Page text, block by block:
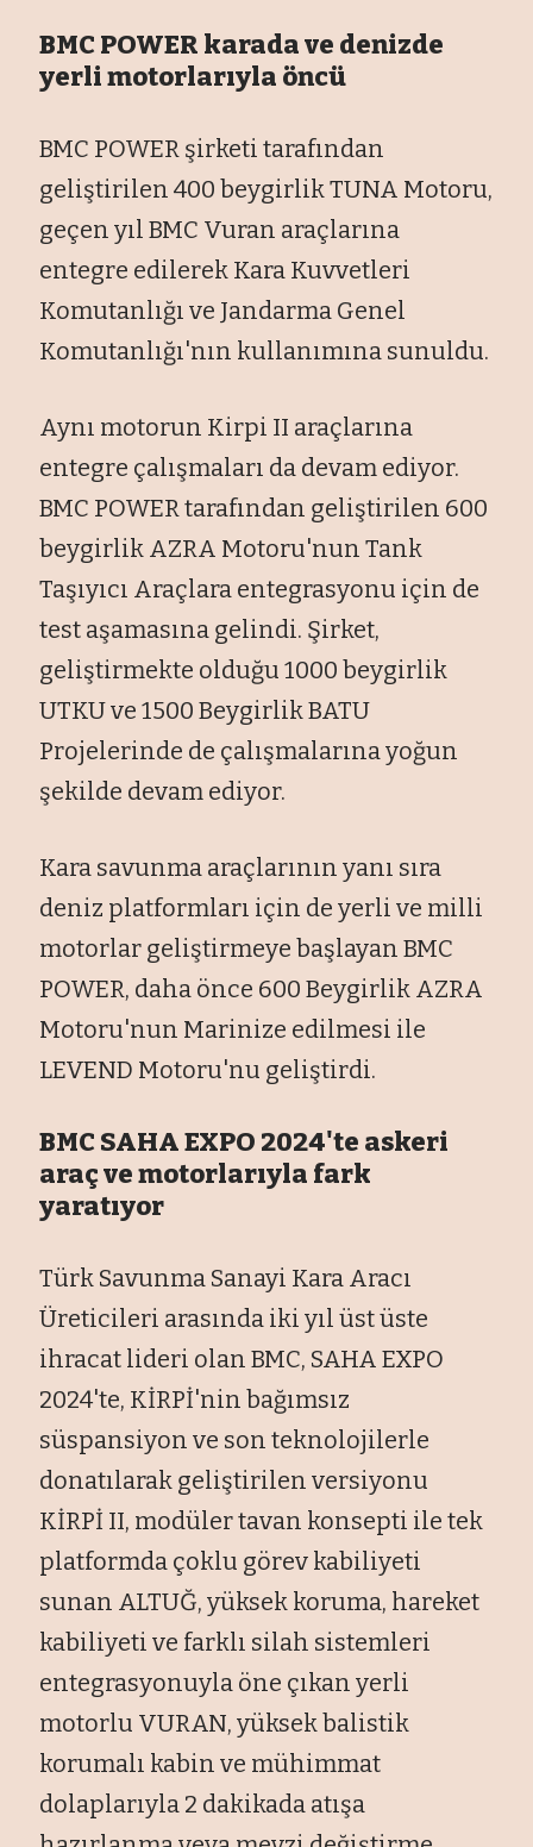
BMC POWER karada ve denizde
yerli motorlarıyla öncü
BMC POWER şirketi tarafından
geliştirilen 400 beygirlik TUNA Motoru,
geçen yıl BMC Vuran araçlarına
entegre edilerek Kara Kuvvetleri
Komutanlığı ve Jandarma Genel
Komutanlığı'nın kullanımına sunuldu.
Aynı motorun Kirpi II araçlarına
entegre çalışmaları da devam ediyor.
BMC POWER tarafından geliştirilen 600
beygirlik AZRA Motoru'nun Tank
Taşıyıcı Araçlara entegrasyonu için de
test aşamasına gelindi. Şirket,
geliştirmekte olduğu 1000 beygirlik
UTKU ve 1500 Beygirlik BATU
Projelerinde de çalışmalarına yoğun
şekilde devam ediyor.
Kara savunma araçlarının yanı sıra
deniz platformları için de yerli ve milli
motorlar geliştirmeye başlayan BMC
POWER, daha önce 600 Beygirlik AZRA
Motoru'nun Marinize edilmesi ile
LEVEND Motoru'nu geliştirdi.
BMC SAHA EXPO 2024'te askeri
araç ve motorlarıyla fark
yaratıyor
Türk Savunma Sanayi Kara Aracı
Üreticileri arasında iki yıl üst üste
ihracat lideri olan BMC, SAHA EXPO
2024'te, KİRPİ'nin bağımsız
süspansiyon ve son teknolojilerle
donatılarak geliştirilen versiyonu
KİRPİ II, modüler tavan konsepti ile tek
platformda çoklu görev kabiliyeti
sunan ALTUĞ, yüksek koruma, hareket
kabiliyeti ve farklı silah sistemleri
entegrasyonuyla öne çıkan yerli
motorlu VURAN, yüksek balistik
korumalı kabin ve mühimmat
dolaplarıyla 2 dakikada atışa